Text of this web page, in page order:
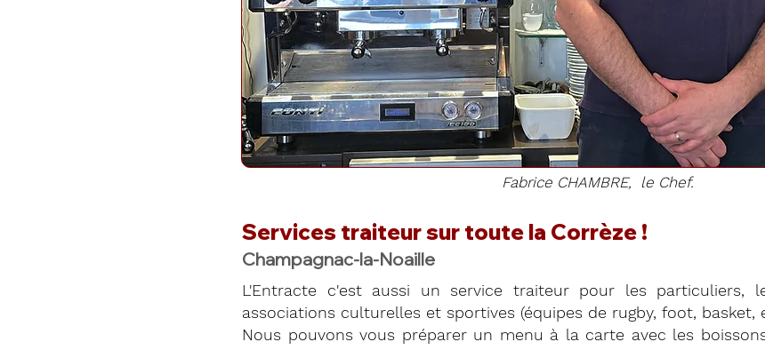
Fabrice CHAMBRE, le Chef.
Services traiteur sur toute la Corrèze !
Champagnac-la-Noaille
L'Entracte c'est aussi un service traiteur pour les particuliers,
associations culturelles et sportives (équipes de rugby, foot, basket,
Nous pouvons vous préparer un menu à la carte avec les